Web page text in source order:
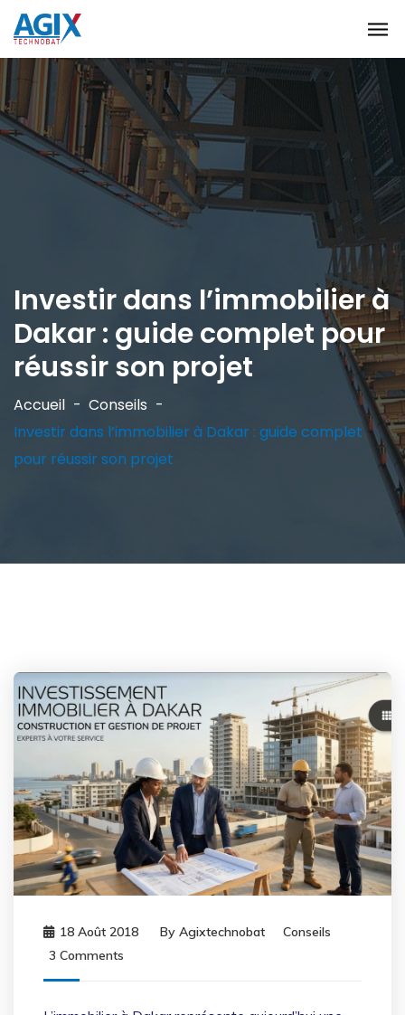
Investir dans l’immobilier à
Dakar : guide complet pour
réussir son projet
Accueil
Conseils
Investir dans l’immobilier à Dakar : guide complet
pour réussir son projet
18 Août 2018 By Agixtechnobat
Conseils
3 Comments